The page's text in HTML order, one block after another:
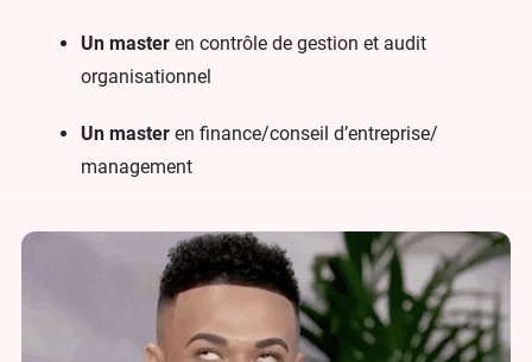
Un master en contrôle de gestion et audit
organisationnel
Un master en finance/conseil d’entreprise/
management